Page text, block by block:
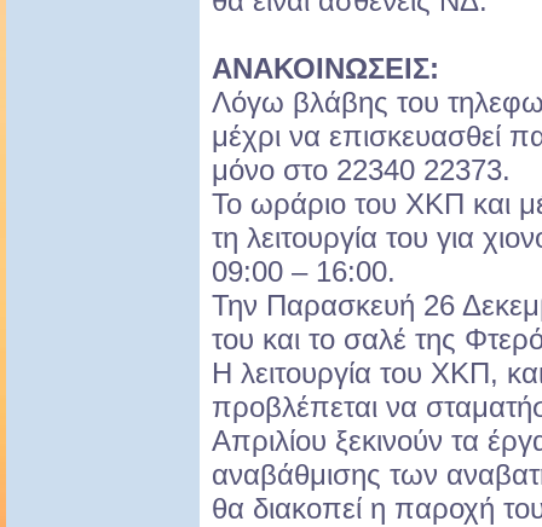
ΑΝΑΚΟΙΝΩΣΕΙΣ:
Λόγω βλάβης του
μέχρι να επισκευασθεί
μόνο στο 22340 22373.
Το ωράριο του ΧΚΠ και
τη λειτουργία του για
09:00 – 16:00.
Την Παρασκευή 26
του και το σαλέ της
Η λειτουργία του ΧΚΠ,
προβλέπεται να
Απριλίου ξεκινούν τα
αναβάθμισης των
θα διακοπεί η παροχή